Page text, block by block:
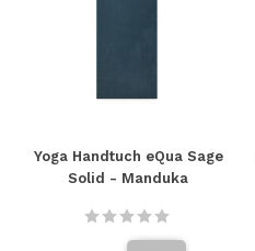
Yoga Handtuch eQua Sage
Solid - Manduka